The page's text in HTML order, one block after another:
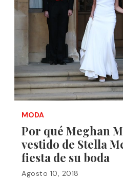
MODA
Por qué Meghan
vestido de Stella
fiesta de su boda
Agosto 10, 2018